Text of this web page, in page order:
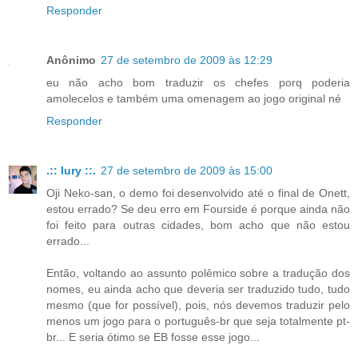
Responder
Anônimo 27 de setembro de 2009 às 12:29
eu não acho bom traduzir os chefes porq poderia
amolecelos e também uma omenagem ao jogo original né
Responder
.:: Iury ::. 27 de setembro de 2009 às 15:00
Oji Neko-san, o demo foi desenvolvido até o final de Onett,
estou errado? Se deu erro em Fourside é porque ainda não
foi feito para outras cidades, bom acho que não estou
errado...
Então, voltando ao assunto polêmico sobre a tradução dos
nomes, eu ainda acho que deveria ser traduzido tudo, tudo
mesmo (que for possível), pois, nós devemos traduzir pelo
menos um jogo para o português-br que seja totalmente pt-
br... E seria ótimo se EB fosse esse jogo...